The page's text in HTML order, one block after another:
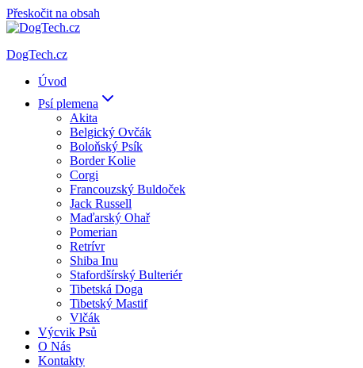
Přeskočit na obsah
DogTech.cz
Úvod
Psí plemena
Akita
Belgický Ovčák
Boloňský Psík
Border Kolie
Corgi
Francouzský Buldoček
Jack Russell
Maďarský Ohař
Pomerian
Retrívr
Shiba Inu
Stafordšírský Bulteriér
Tibetská Doga
Tibetský Mastif
Vlčák
Výcvik Psů
O Nás
Kontakty